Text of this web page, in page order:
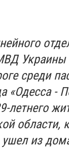
Украины
среди
«Одесса -
летнего
области,
из